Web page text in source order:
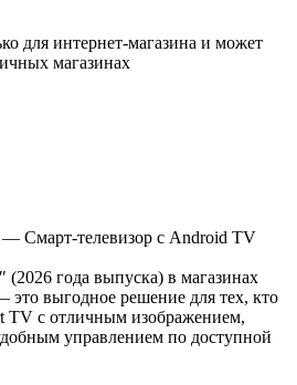
для интернет-магазина и может
магазинах
Смарт-телевизор с Android TV
года выпуска) в магазинах
выгодное решение для тех, кто
TV с отличным изображением,
управлением по доступной